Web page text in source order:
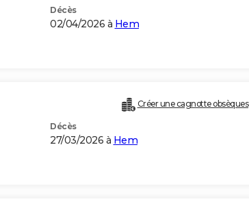
Décès
02/04/2026 à Hem
Créer une cagnotte obsèques
Décès
27/03/2026 à Hem